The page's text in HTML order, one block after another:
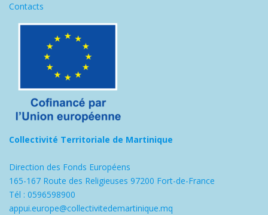
Contacts
Collectivité Territoriale de Martinique
Direction des Fonds Européens
165-167 Route des Religieuses 97200 Fort-de-France
Tél : 0596598900
appui.europe@collectivitedemartinique.mq